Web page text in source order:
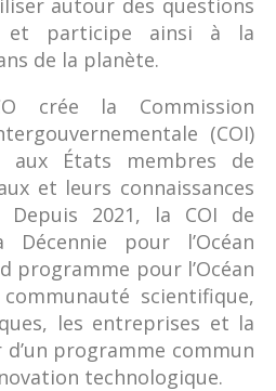
autour des questions
et participe ainsi à la
de la planète.
crée la Commission
(COI)
États membres de
et leurs connaissances
Depuis 2021, la COI de
Décennie pour l’Océan
programme pour l’Océan
scientifique,
les entreprises et la
programme commun
technologique.